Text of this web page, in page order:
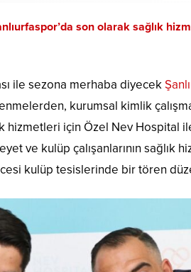
son olarak sağlık
ile sezona merhaba diyecek
kurumsal kimlik
hizmetleri için Özel Nev Hospital
ve kulüp çalışanlarının sağlık
kulüp tesislerinde bir tören